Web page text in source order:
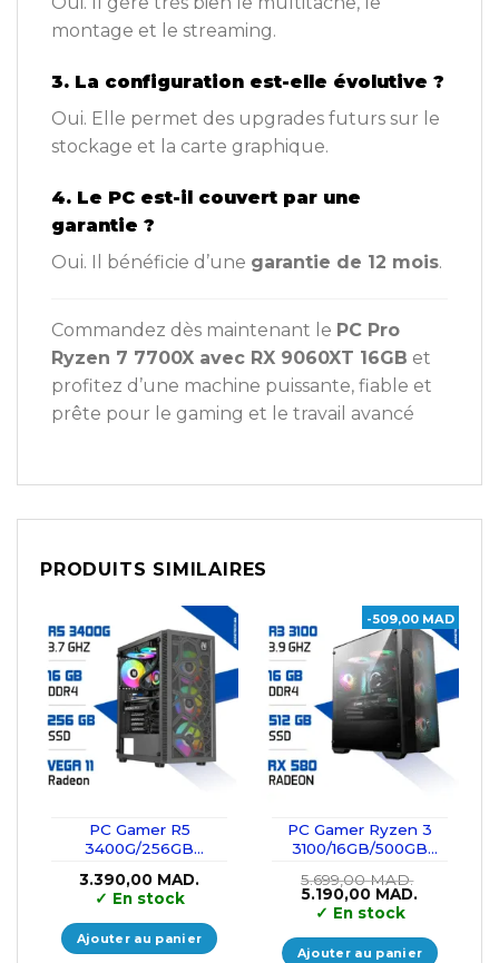
montage et le streaming.
3. La configuration est-elle évolutive ?
Oui. Elle permet des upgrades futurs sur le
stockage et la carte graphique.
4. Le PC est-il couvert par une
garantie ?
Oui. Il bénéficie d’une garantie de 12 mois.
Commandez dès maintenant le PC Pro
Ryzen 7 7700X avec RX 9060XT 16GB et
profitez d’une machine puissante, fiable et
prête pour le gaming et le travail avancé
PRODUITS SIMILAIRES
PC Gamer R5
3400G/256GB
Vega11
3.390,00 MAD.
✓ En stock
Ajouter au panier
-509,00 MAD
PC Gamer Ryzen 3
3100/16GB/500GB
5.699,00MAD.
Le
prix
initial
était :
5.699,00 MAD..
5.190,00 MAD.
est :
5.190,00
✓ En stock
Ajouter au panier